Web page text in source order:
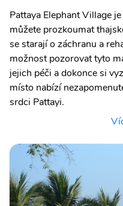
Pattaya Elephant Village
můžete prozkoumat
se starají o záchranu a
možnost pozorovat tyto
jejich péči a dokonce si
místo nabízí
srdci Pattayi.